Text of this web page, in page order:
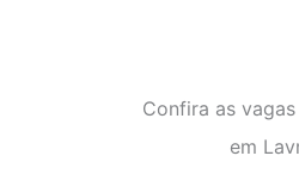
Confira as
em